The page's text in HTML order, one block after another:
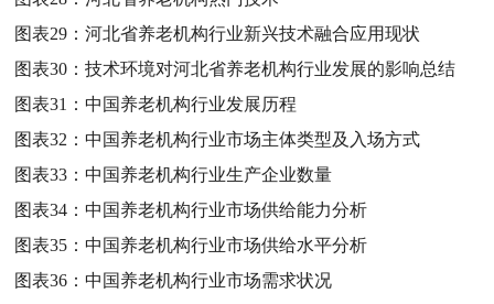
图表29：河北省养老机构行业新兴技术融合应用现状
图表30：技术环境对河北省养老机构行业发展的影响总结
图表31：中国养老机构行业发展历程
图表32：中国养老机构行业市场主体类型及入场方式
图表33：中国养老机构行业生产企业数量
图表34：中国养老机构行业市场供给能力分析
图表35：中国养老机构行业市场供给水平分析
图表36：中国养老机构行业市场需求状况